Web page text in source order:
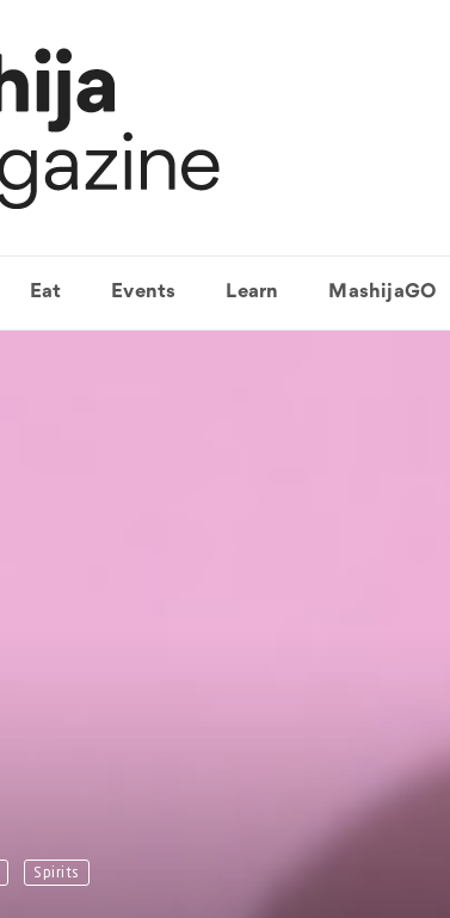
Eat Events Learn MashijaGO
Spirits